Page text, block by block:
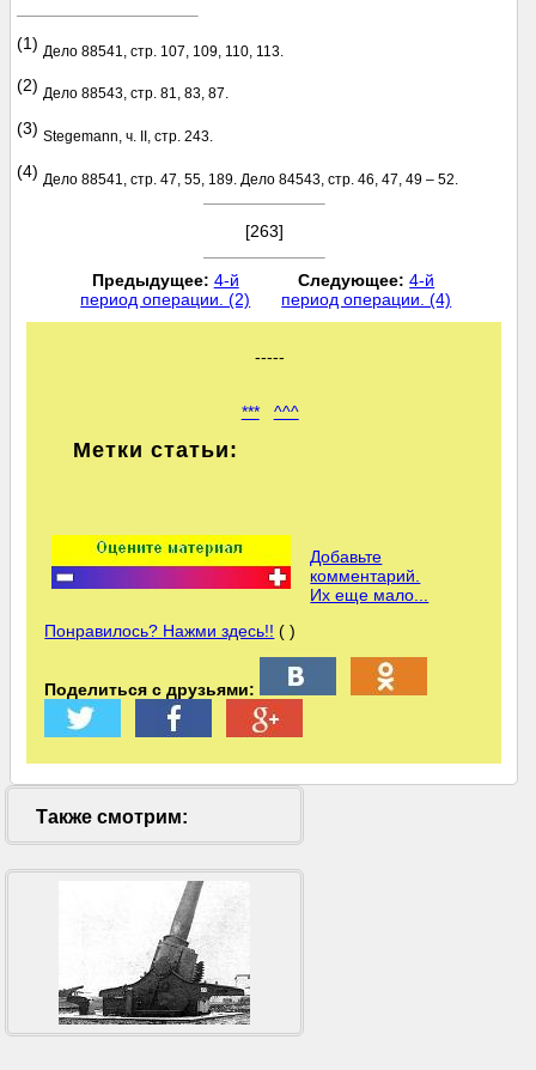
(1) Дело 88541, стр. 107, 109, 110, 113.
(2) Дело 88543, стр. 81, 83, 87.
(3) Stegemann, ч. II, стр. 243.
(4) Дело 88541, стр. 47, 55, 189. Дело 84543, стр. 46, 47, 49 – 52.
[263]
Предыдущее: 4-й
период операции. (2)
Следующее: 4-й
период операции. (4)
-----
*** ^^^
Метки статьи:
Добавьте
комментарий.
Их еще мало...
Понравилось? Нажми здесь!! ( )
Поделиться с друзьями:
Также смотрим: